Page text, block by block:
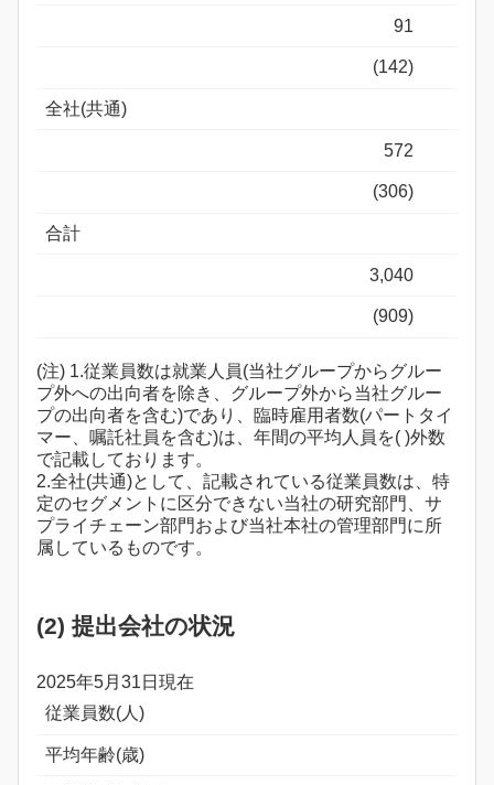
91
(142)
全社(共通)
572
(306)
合計
3,040
(909)
(注) 1.従業員数は就業人員(当社グループからグルー
プ外への出向者を除き、グループ外から当社グルー
プの出向者を含む)であり、臨時雇用者数(パートタイ
マー、嘱託社員を含む)は、年間の平均人員を( )外数
で記載しております。
2.全社(共通)として、記載されている従業員数は、特
定のセグメントに区分できない当社の研究部門、サ
プライチェーン部門および当社本社の管理部門に所
属しているものです。
(2) 提出会社の状況
2025年5月31日現在
従業員数(人)
平均年齢(歳)